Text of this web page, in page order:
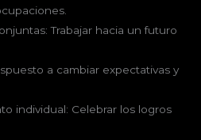
Trabajar hacia un futuro
a cambiar expectativas y
individual: Celebrar los logros